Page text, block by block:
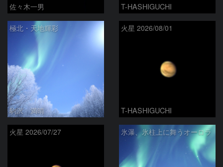
佐々木一男 T-HASHIGUCHI
極北・天地輝彩
駒沢 満晴
火星 2026/08/01
T-HASHIGUCHI
火星 2026/07/27 氷瀑、氷柱上に舞うオーロラ